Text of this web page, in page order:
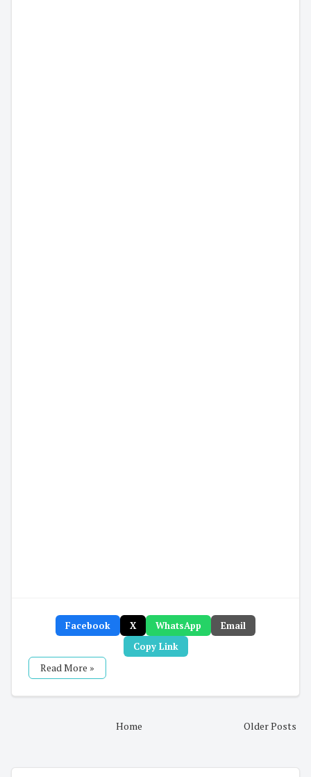
Facebook X WhatsApp
Email
Copy Link
Read More »
Older Posts
Home